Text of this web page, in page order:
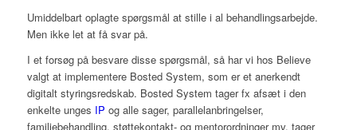
Umiddelbart oplagte spørgsmål at stille i al behandlingsarbejde.
Men ikke let at få svar på.
I et forsøg på besvare disse spørgsmål, så har vi hos Believe
valgt at implementere Bosted System, som er et anerkendt
digitalt styringsredskab. Bosted System tager fx afsæt i den
enkelte unges IP og alle sager, parallelanbringelser,
familiebehandling, støttekontakt- og mentorordninger mv. tager